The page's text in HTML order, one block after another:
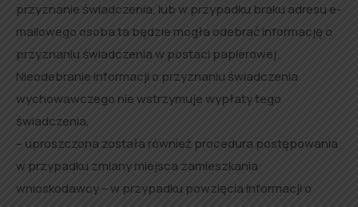
przyznanie świadczenia, lub w przypadku braku adresu e-
mailowego osoba ta będzie mogła odebrać informację o
przyznaniu świadczenia w postaci papierowej.
Nieodebranie informacji o przyznaniu świadczenia
wychowawczego nie wstrzymuje wypłaty tego
świadczenia,
– uproszczona została również procedura postępowania
w przypadku zmiany miejsca zamieszkania
wnioskodawcy – w przypadku powzięcia informacji o